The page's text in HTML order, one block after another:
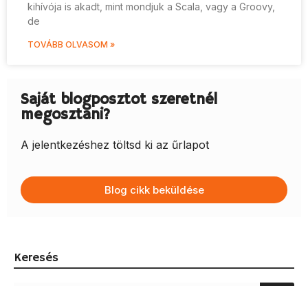
kihívója is akadt, mint mondjuk a Scala, vagy a Groovy,
de
TOVÁBB OLVASOM »
Saját blogposztot szeretnél
megosztani?
A jelentkezéshez töltsd ki az űrlapot
Blog cikk beküldése
Keresés